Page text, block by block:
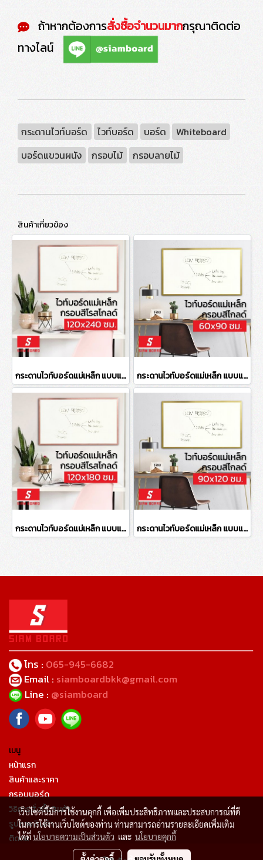
ถ้าหากต้องการสั่งซื้อจำนวนมากกรุณาติดต่อ
ทางไลน์
กระดานไวท์บอร์ด ไวท์บอร์ด บอร์ด
Whiteboard
บอร์ดแขวนผนัง
กรอบไม้ กรอบลายไม้
สินค้าเกี่ยวข้อง
กระดานไวท์บอร์ดแม่เหล็ก แบบแขวน กรอบสีโรสโกลด์ ขนาด 120x240 ซม. กระดานไวท์บอร์ดแม่เหล็ก แบบแขวน กรอบสีโกลด์ ขนาด 60x90 ซม.
กระดานไวท์บอร์ดแม่เหล็ก แบบแขวน กรอบสีโรสโกลด์ ขนาด 120x180 ซม. กระดานไวท์บอร์ดแม่เหล็ก แบบแขวน กรอบสีโกลด์ ขนาด 90x120 ซม.
โทร : 065-945-6682
Email : siamboardbkk@gmail.com
Line : @siamboard
เมนู
หน้าแรก
สินค้าและราคา
กรอบบอร์ด
วิธิการสั่งซื้อสินค้า
รูปภาพสินค้า
ติดต่อ
เว็บไซต์นี้มีการใช้งานคุกกี้ เพื่อเพิ่มประสิทธิภาพและประสบการณ์ที่ดี
ในการใช้งานเว็บไซต์ของท่าน ท่านสามารถอ่านรายละเอียดเพิ่มเติม
ได้ที่นโยบายความเป็นส่วนตัว และ นโยบายคุกกี้